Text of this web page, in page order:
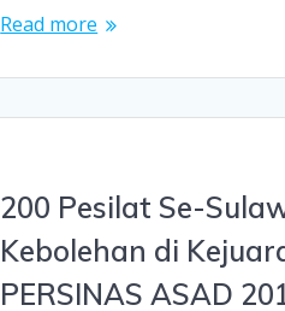
Read more
200 Pesilat Se-
Kebolehan di
PERSINAS ASAD